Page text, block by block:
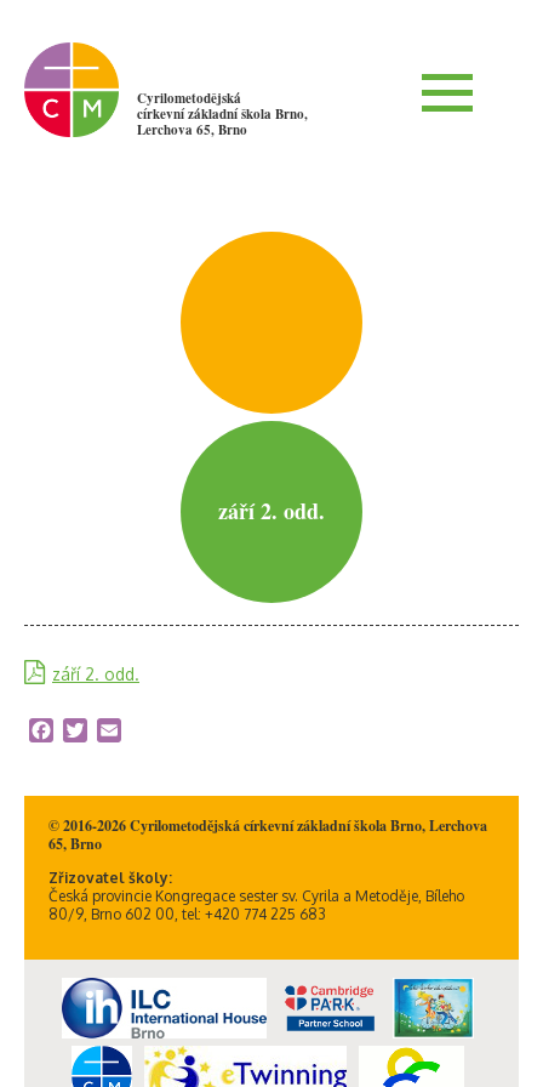
Cyrilometodějská
církevní základní škola Brno,
Lerchova 65, Brno
září 2. odd.
září 2. odd.
Facebook
Twitter
© 2016-2026 Cyrilometodějská církevní základní škola Brno, Lerchova
65, Brno
Zřizovatel školy:
Česká provincie Kongregace sester sv. Cyrila a Metoděje, Bíleho
80/9, Brno 602 00, tel: +420 774 225 683